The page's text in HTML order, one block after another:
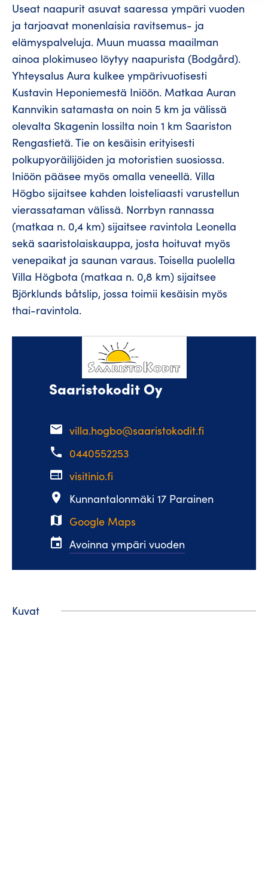
Useat naapurit asuvat saaressa ympäri vuoden
ja tarjoavat monenlaisia ravitsemus- ja
elämyspalveluja. Muun muassa maailman
ainoa plokimuseo löytyy naapurista (Bodgård).
Yhteysalus Aura kulkee ympärivuotisesti
Kustavin Heponiemestä Iniöön. Matkaa Auran
Kannvikin satamasta on noin 5 km ja välissä
olevalta Skagenin lossilta noin 1 km Saariston
Rengastietä. Tie on kesäisin erityisesti
polkupyoräilijöiden ja motoristien suosiossa.
Iniöön pääsee myös omalla veneellä. Villa
Högbo sijaitsee kahden loisteliaasti varustellun
vierassataman välissä. Norrbyn rannassa
(matkaa n. 0,4 km) sijaitsee ravintola Leonella
sekä saaristolaiskauppa, josta hoituvat myös
venepaikat ja saunan varaus. Toisella puolella
Villa Högbota (matkaa n. 0,8 km) sijaitsee
Björklunds båtslip, jossa toimii kesäisin myös
thai-ravintola.
Saaristokodit Oy
email villa.hogbo@saaristokodit.fi
phone 0440552253
web visitinio.fi
place
Kunnantalonmäki 17 Parainen
map Google Maps
event Avoinna ympäri vuoden
Kuvat